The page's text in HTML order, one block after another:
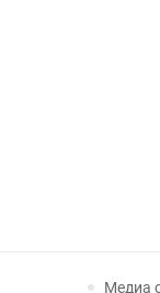
Медиа